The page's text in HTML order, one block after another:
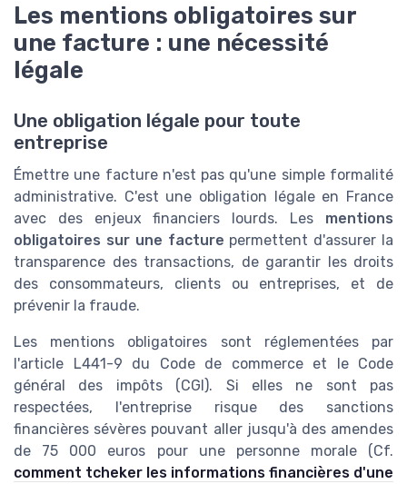
Les mentions obligatoires sur
une facture : une nécessité
légale
Une obligation légale pour toute
entreprise
Émettre une facture n'est pas qu'une simple formalité
administrative. C'est une obligation légale en France
avec des enjeux financiers lourds. Les mentions
obligatoires sur une facture permettent d'assurer la
transparence des transactions, de garantir les droits
des consommateurs, clients ou entreprises, et de
prévenir la fraude.
Les mentions obligatoires sont réglementées par
l'article L441-9 du Code de commerce et le Code
général des impôts (CGI). Si elles ne sont pas
respectées, l'entreprise risque des sanctions
financières sévères pouvant aller jusqu'à des amendes
de 75 000 euros pour une personne morale (Cf.
comment tcheker les informations financières d'une